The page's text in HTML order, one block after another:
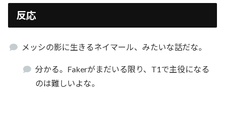
反応
メッシの影に生きるネイマール、みたいな話だな。
分かる。Fakerがまだいる限り、T1で主役になる
のは難しいよな。